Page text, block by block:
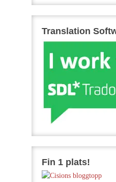
Translation
Fin 1 plats!